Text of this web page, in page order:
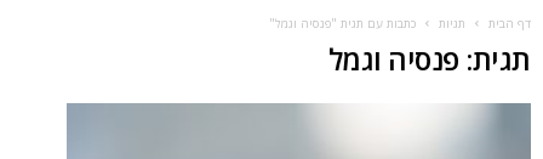
דף הבית תגיות כתבות עם תגית "פנסיה וגמל"
תגית: פנסיה וגמל